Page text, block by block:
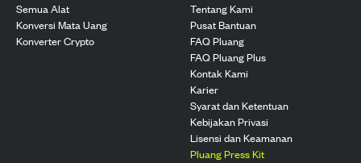
Semua Alat
Konversi Mata Uang
Konverter Crypto
Tentang Kami
Pusat Bantuan
FAQ Pluang
FAQ Pluang Plus
Kontak Kami
Karier
Syarat dan Ketentuan
Kebijakan Privasi
Lisensi dan Keamanan
Pluang Press Kit